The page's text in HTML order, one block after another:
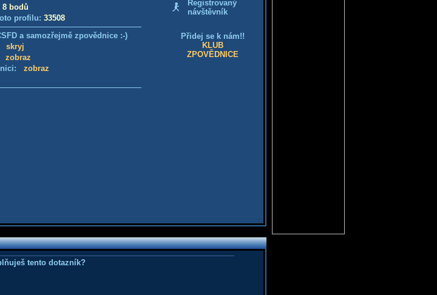
8 bodů
profilu: 33508
a samozřejmě zpovědnice :-)
skryj
zobraz
zobraz
Registrovaný
návštěvník
Přidej se k nám!!
KLUB
ZPOVĚDNICE
tento dotazník?